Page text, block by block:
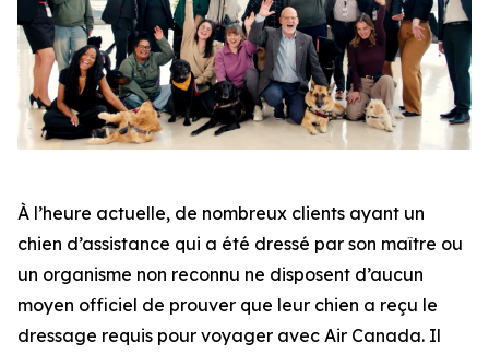
À l’heure actuelle, de nombreux clients ayant un
chien d’assistance qui a été dressé par son maître ou
un organisme non reconnu ne disposent d’aucun
moyen officiel de prouver que leur chien a reçu le
dressage requis pour voyager avec Air Canada. Il